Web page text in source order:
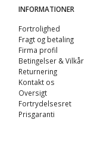
INFORMATIONER
Fortrolighed
Fragt og betaling
Firma profil
Betingelser & Vilkår
Returnering
Kontakt os
Oversigt
Fortrydelsesret
Prisgaranti